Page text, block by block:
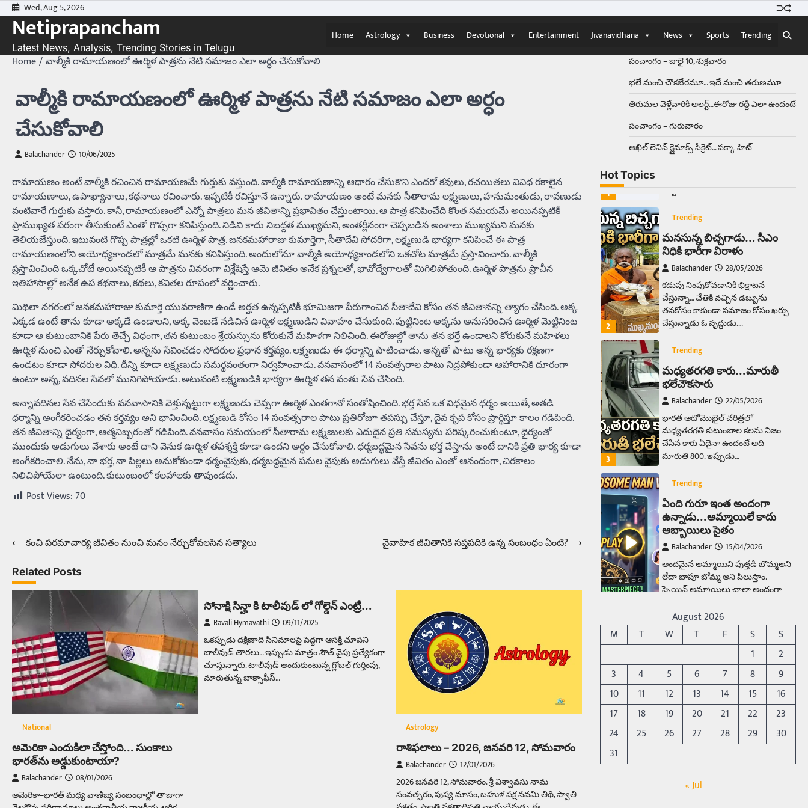
Skip
to
content
Wed, Aug 5, 2026
Netiprapancham
Latest News, Analysis, Trending Stories in Telugu
Home Astrology Business Devotional Entertainment Jivanavidhana News Sports Trending
Home వాల్మీకి రామాయణంలో ఊర్మిళ పాత్రను నేటి సమాజం ఎలా అర్ధం చేసుకోవాలి
వాల్మీకి రామాయణంలో ఊర్మిళ పాత్రను నేటి సమాజం ఎలా అర్ధం
చేసుకోవాలి
Balachander 10/06/2025
రామాయణం అంటే వాల్మీకి రచించిన రామాయణమే గుర్తుకు వస్తుంది. వాల్మీకి రామాయణాన్ని ఆధారం చేసుకొని ఎందరో కవులు, రచయితలు వివిధ రకాలైన
రామాయణాలు, ఉపాఖ్యానాలు, కథనాలు రచించారు. ఇప్పటికీ రచిస్తూనే ఉన్నారు. రామాయణం అంటే మనకు సీతారామ లక్ష్మణులు, హనుమంతుడు, రావణుడు
వంటివారే గుర్తుకు వస్తారు. కానీ, రామాయణంలో ఎన్నో పాత్రలు మన జీవితాన్ని ప్రభావితం చేస్తుంటాయి. ఆ పాత్ర కనిపించేది కొంత సమయమే అయినప్పటికీ
ప్రాముఖ్యత పరంగా తీసుకుంటే ఎంతో గొప్పగా కనిపిస్తుంది. నిడివి కాదు నిబద్దత ముఖ్యమని, అంతర్లీనంగా చెప్పబడిన అంశాలు ముఖ్యమని మనకు
తెలియజేస్తుంది. ఇటువంటి గొప్ప పాత్రల్లో ఒకటి ఊర్మిళ పాత్ర. జనకమహారాజు కుమార్తెగా, సీతాదేవి సోదరిగా, లక్ష్మణుడి భార్యగా కనిపించే ఈ పాత్ర
రామాయణంలోని అయోధ్యకాండలో మాత్రమే మనకు కనిపిస్తుంది. అందులోనూ వాల్మీకి అయోధ్యకాండలోని ఒకచోట మాత్రమే ప్రస్తావించారు. వాల్మీకి
ప్రస్తావించింది ఒక్కచోటే అయినప్పటికీ ఆ పాత్రను వివరంగా విశ్లేషిస్తే ఆమె జీవితం అనేక ప్రశ్నలతో, భావోద్వేగాలతో మిగిలిపోతుంది. ఊర్మిళ పాత్రను ప్రాచీన
ఇతిహాసాల్లో అనేక ఉప కథనాలు, కథలు, కవితల రూపంలో వర్ణించారు.
మిథిలా నగరంలో జనకమహారాజు కుమార్తె యువరాణిగా ఉండే అర్హత ఉన్నప్పటికీ భూమిజగా పేరుగాంచిన సీతాదేవి కోసం తన జీవితానన్ని త్యాగం చేసింది. అక్క
ఎక్కడ ఉంటే తాను కూడా అక్కడే ఉండాలని, అక్క వెంబడే నడిచిన ఊర్మిళ లక్ష్మణుడిని వివాహం చేసుకుంది. పుట్టినింట అక్కను అనుసరించిన ఊర్మిళ మెట్టినింట
కూడా ఆ కుటుంబానికి పేరు తెచ్చే విధంగా, తన కుటుంబం శ్రేయస్సును కోరుకునే మహిళగా నిలిచింది. ఈరోజుల్లో తాను తన భర్తే ఉండాలని కోరుకునే మహిళలు
ఊర్మిళ నుంచి ఎంతో నేర్చుకోవాలి. అన్నను సేవించడం సోదరుల ప్రధాన కర్తవ్యం. లక్ష్మణుడు ఈ ధర్మాన్ని పాటించాడు. అన్నతో పాటు అన్న భార్యకు రక్షణగా
ఉండటం కూడా సోదరుల విధి. దీన్ని కూడా లక్ష్మణుడు సమర్థవంతంగా నిర్వహించాడు. వనవాసంలో 14 సంవత్సరాల పాటు నిద్రపోకుండా ఆహారానికి దూరంగా
ఉంటూ అన్న, వదినల సేవలో మునిగిపోయాడు. అటువంటి లక్ష్మణుడికి భార్యగా ఊర్మిళ తన వంతు సేవ చేసింది.
అన్నావదినల సేవ చేసేందుకు వనవాసానికి వెళ్తున్నట్టుగా లక్ష్మణుడు చెప్పగా ఊర్మిళ ఎంతగానో సంతోషించింది. భర్త సేవ ఒక విధమైన ధర్మం అయితే, అతడి
ధర్మాన్ని అంగీకరించడం తన కర్తవ్యం అని భావించింది. లక్ష్మణుడి కోసం 14 సంవత్సరాల పాటు ప్రతిరోజూ తపస్సు చేస్తూ, దైవ కృప కోసం ప్రార్థిస్తూ కాలం గడిపింది.
తన జీవితాన్ని ధైర్యంగా, ఆత్మనిబ్బరంతో గడిపింది. వనవాసం సమయంలో సీతారామ లక్ష్మణులకు ఎదుదైన ప్రతి సమస్యను పరిష్కరించుకుంటూ, ధైర్యంతో
ముందుకు అడుగులు వేశారు అంటే దాని వెనుక ఊర్మిళ తపశ్శక్తి కూడా ఉందని అర్ధం చేసుకోవాలి. ధర్మబద్ధమైన సేవను భర్త చేస్తాను అంటే దానికి ప్రతి భార్య కూడా
అంగీకరించాలి. నేను, నా భర్త, నా పిల్లలు అనుకోకుండా ధర్మంవైపుకు, ధర్మబద్ధమైన పనుల వైపుకు అడుగులు వేస్తే జీవితం ఎంతో ఆనందంగా, చిరకాలం
నిలిచిపోయేలా ఉంటుంది. కుటుంబంలో కలహాలకు తావుండదు.
Post Views: 70
Post
navigation
⟵కంచి పరమాచార్య జీవితం నుంచి మనం నేర్చుకోవలసిన సత్యాలు వైవాహిక జీవితానికి సప్తపదికి ఉన్న సంబంధం ఏంటి?⟶
Related Posts
National
అమెరికా ఎందుకిలా చేస్తోంది… సుంకాలు
భారత్‌ను అడ్డుకుంటాయా?
Balachander
08/01/2026
అమెరికా–భారత్ మధ్య వాణిజ్య సంబంధాల్లో తాజాగా
సోనాక్షి సిన్హా కి టాలీవుడ్ లో గోల్డెన్ ఎంట్రీ…
Ravali Hymavathi
09/11/2025
ఒకప్పుడు దక్షిణాది సినిమాలపై పెద్దగా ఆసక్తి చూపని
బాలీవుడ్ తారలు… ఇప్పుడు మాత్రం సౌత్ వైపు ప్రత్యేకంగా
చూస్తున్నారు. టాలీవుడ్ అందుకుంటున్న గ్లోబల్ గుర్తింపు,
మారుతున్న బాక్సాఫీస్…
Astrology
రాశిఫలాలు – 2026, జనవరి 12, సోమవారం
Balachander
12/01/2026
2026 జనవరి 12, సోమవారం. శ్రీ విశ్వావసు నామ
సంవత్సరం, పుష్య మాసం, బహుళ పక్ష నవమి తిథి, స్వాతి
పంచాంగం – జులై 10, శుక్రవారం
భలే మంచి చౌకబేరమూ… ఇదే మంచి తరుణమూ
తిరుమల వెళ్లేవారికి అలర్ట్‌…ఈరోజు రద్దీ ఎలా ఉందంటే
పంచాంగం – గురువారం
అఖిల్‌ లెనిన్ క్లైమాక్స్‌ సీక్రెట్‌… పక్కా హిట్‌
Hot Topics
Balachander 15/04/2026
ఉత్తర ప్రదేశ్‌లోని ఝాన్సీ జిల్లాలో ఒక
వింతైన రోడ్డు ప్రమాదం చోటుచేసుకుంది.
వేల సంఖ్యలో బీరు…
1
Trending
అక్కడ ఆదివారం బట్టలు
ఉతికితే…జైలుకే
Balachander
13/06/2026
ఆదివారం వచ్చిందంటే చాలు
‘బట్టలు ఉతకడం’. వారం…
2
Trending
మనసున్న బిచ్చగాడు… సీఎం
నిధికి భారీగా విరాళం
Balachander
28/05/2026
కడుపు నింపుకోవడానికి భిక్షాటన
చేస్తున్నా… చేతికి వచ్చిన డబ్బును
తనకోసం కాకుండా సమాజం కోసం ఖర్చు
చేస్తున్నాడు ఓ వృద్ధుడు.…
3
Trending
మధ్యతరగతి కారు…మారుతీ
భలేచౌకసారు
Balachander
22/05/2026
భారత ఆటోమొబైల్ చరిత్రలో
మధ్యతరగతి కుటుంబాల కలను నిజం
చేసిన కారు ఏదైనా ఉందంటే అది
మారుతి 800. ఇప్పుడు…
Trending
ఏంది గురూ ఇంత అందంగా
ఉన్నాడు…అమ్మాయిలే కాదు
అబ్బాయిలు సైతం
Balachander
15/04/2026
అందమైన అమ్మాయిని పుత్తడి బొమ్మఅని
లేదా బాపూ బోమ్మ అని పిలుస్తాం.
స్పెయిన్‌ అమ్మాయిలు చాలా అందంగా
5
Trending
రోడ్డుపై ఏరులై పారిన బీర్లు…
ఘాటుతో మండుతున్న నోర్లు
Balachander
15/04/2026
ఉత్తర ప్రదేశ్‌లోని ఝాన్సీ జిల్లాలో ఒక
వింతైన రోడ్డు ప్రమాదం చోటుచేసుకుంది.
ఝాన్సీ–కాన్పూర్ జాతీయ రహదారిపై
వేల సంఖ్యలో బీరు…
Trending
అక్కడ ఆదివారం బట్టలు
August 2026
M
T W T F S
S
1
2
3
4 5 6 7 8
9
10
11 12 13 14 15
16
17
18 19 20 21 22
23
24
25 26 27 28 29
30
31
« Jul